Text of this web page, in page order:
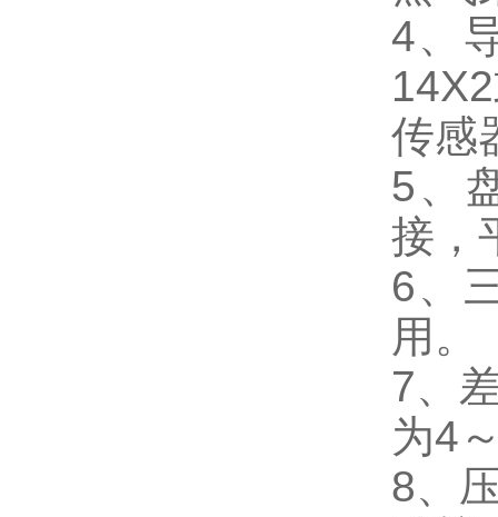
4、
传感
5、
接，
6、
用。
7、
为4
8、